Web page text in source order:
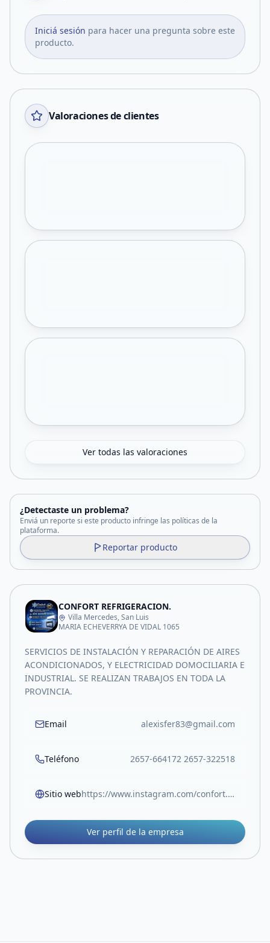
Iniciá sesión para hacer una pregunta sobre este
producto.
Valoraciones de clientes
Ver todas las valoraciones
¿Detectaste un problema?
Enviá un reporte si este producto infringe las políticas de la
plataforma.
Reportar producto
CONFORT REFRIGERACION.
Villa Mercedes, San Luis
MARIA ECHEVERRYA DE VIDAL 1065
SERVICIOS DE INSTALACIÓN Y REPARACIÓN DE AIRES
ACONDICIONADOS, Y ELECTRICIDAD DOMOCILIARIA E
INDUSTRIAL. SE REALIZAN TRABAJOS EN TODA LA
PROVINCIA.
Email alexisfer83@gmail.com
Teléfono 2657-664172 2657-322518
Sitio web https://www.instagram.com/confort.vm
Ver perfil de la empresa